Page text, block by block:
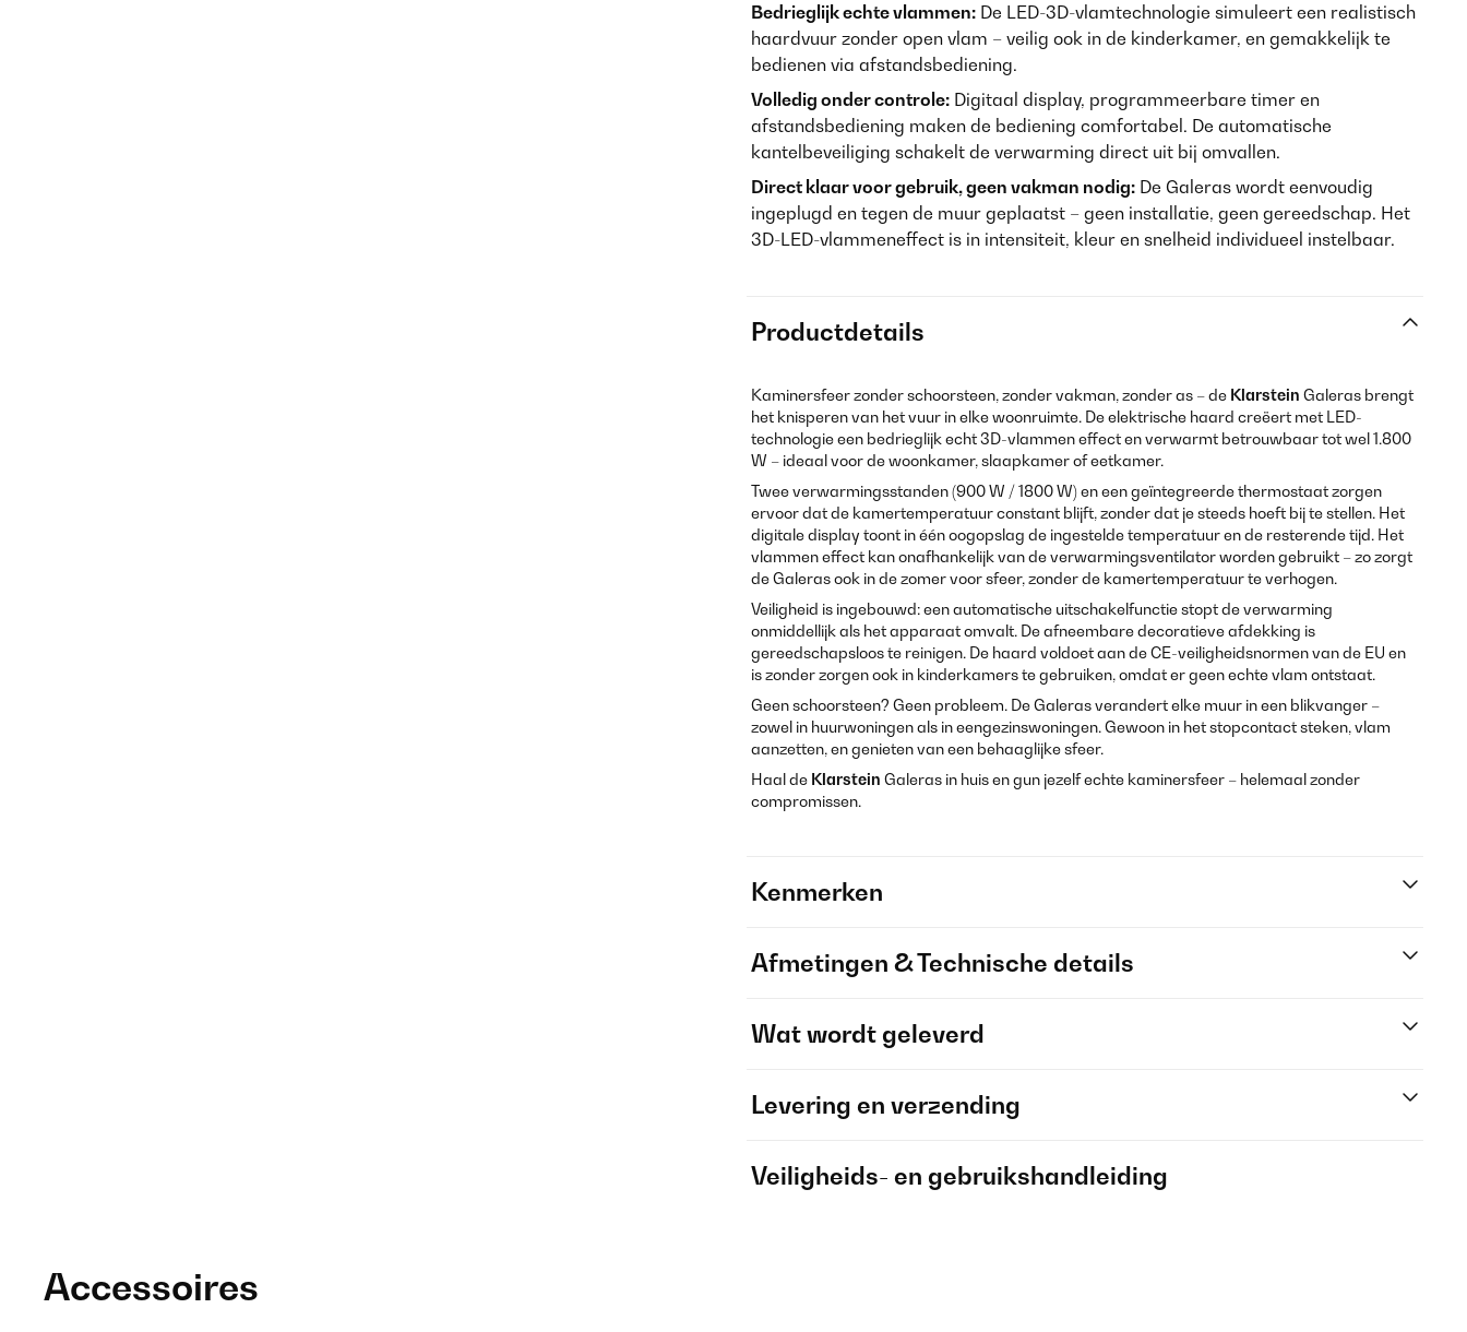
Bedrieglijk echte vlammen: De LED-3D-vlamtechnologie simuleert een realistisch
haardvuur zonder open vlam – veilig ook in de kinderkamer, en gemakkelijk te
bedienen via afstandsbediening.
Volledig onder controle: Digitaal display, programmeerbare timer en
afstandsbediening maken de bediening comfortabel. De automatische
kantelbeveiliging schakelt de verwarming direct uit bij omvallen.
Direct klaar voor gebruik, geen vakman nodig: De Galeras wordt eenvoudig
ingeplugd en tegen de muur geplaatst – geen installatie, geen gereedschap. Het
3D-LED-vlammeneffect is in intensiteit, kleur en snelheid individueel instelbaar.
Productdetails
Kaminersfeer zonder schoorsteen, zonder vakman, zonder as – de Klarstein Galeras brengt
het knisperen van het vuur in elke woonruimte. De elektrische haard creëert met LED-
technologie een bedrieglijk echt 3D-vlammen effect en verwarmt betrouwbaar tot wel 1.800
W – ideaal voor de woonkamer, slaapkamer of eetkamer.
Twee verwarmingsstanden (900 W / 1800 W) en een geïntegreerde thermostaat zorgen
ervoor dat de kamertemperatuur constant blijft, zonder dat je steeds hoeft bij te stellen. Het
digitale display toont in één oogopslag de ingestelde temperatuur en de resterende tijd. Het
vlammen effect kan onafhankelijk van de verwarmingsventilator worden gebruikt – zo zorgt
de Galeras ook in de zomer voor sfeer, zonder de kamertemperatuur te verhogen.
Veiligheid is ingebouwd: een automatische uitschakelfunctie stopt de verwarming
onmiddellijk als het apparaat omvalt. De afneembare decoratieve afdekking is
gereedschapsloos te reinigen. De haard voldoet aan de CE-veiligheidsnormen van de EU en
is zonder zorgen ook in kinderkamers te gebruiken, omdat er geen echte vlam ontstaat.
Geen schoorsteen? Geen probleem. De Galeras verandert elke muur in een blikvanger –
zowel in huurwoningen als in eengezinswoningen. Gewoon in het stopcontact steken, vlam
aanzetten, en genieten van een behaaglijke sfeer.
Haal de Klarstein Galeras in huis en gun jezelf echte kaminersfeer – helemaal zonder
compromissen.
Kenmerken
Afmetingen & Technische details
Wat wordt geleverd
Levering en verzending
Veiligheids- en gebruikshandleiding
Accessoires